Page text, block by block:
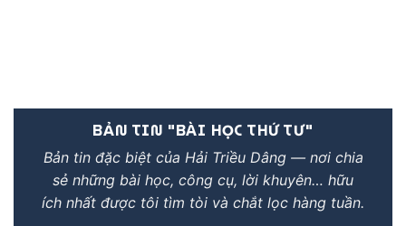
BẢN TIN "BÀI HỌC THỨ TƯ"
Bản tin đặc biệt của Hải Triều Dâng — nơi chia
sẻ những bài học, công cụ, lời khuyên… hữu
ích nhất được tôi tìm tòi và chắt lọc hàng tuần.